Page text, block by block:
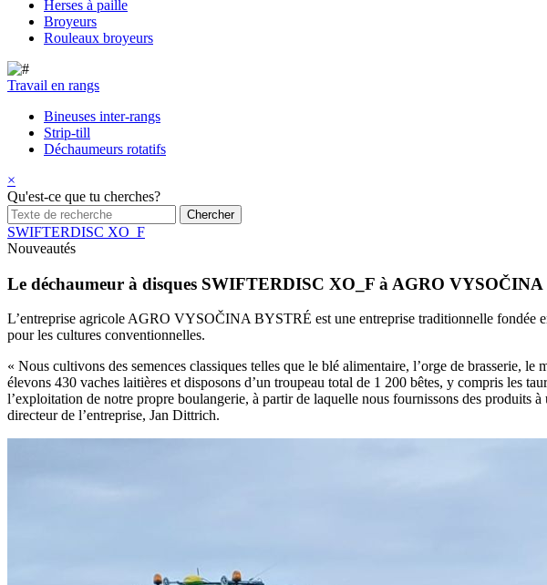
Herses à paille
Broyeurs
Rouleaux broyeurs
Travail en rangs
Bineuses inter-rangs
Strip-till
Déchaumeurs rotatifs
×
Qu'est-ce que tu cherches?
SWIFTERDISC XO_F
Nouveautés
Le déchaumeur à disques SWIFTERDISC XO_F à AGRO
L’entreprise agricole AGRO VYSOČINA BYSTRÉ est une entreprise traditionnelle fondée
pour les cultures conventionnelles.
« Nous cultivons des semences classiques telles que le blé alimentaire, l’orge de brasserie,
élevons 430 vaches laitières et disposons d’un troupeau total de 1 200 bêtes, y compris les
l’exploitation de notre propre boulangerie, à partir de laquelle nous fournissons des produits
directeur de l’entreprise, Jan Dittrich.